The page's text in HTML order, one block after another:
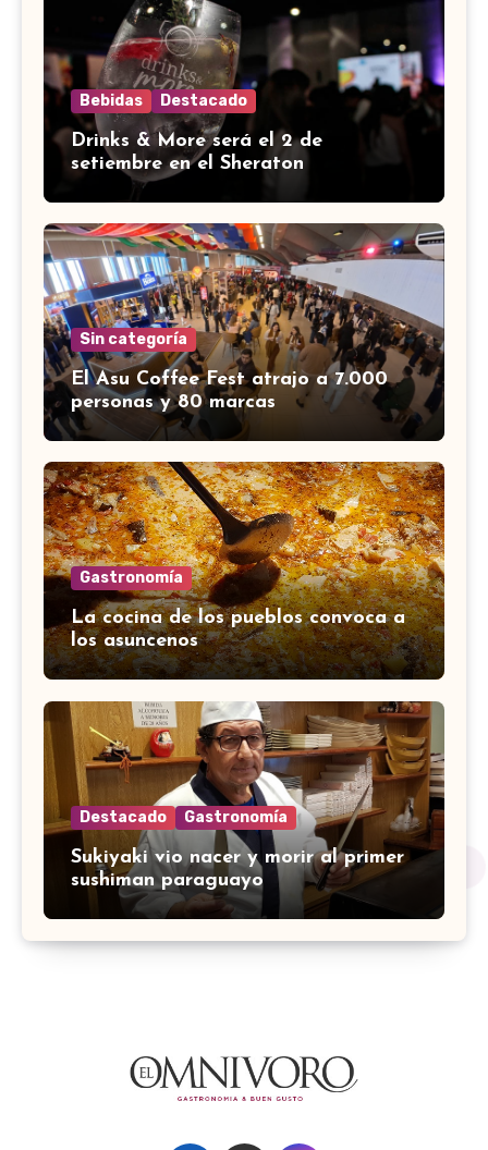
Bebidas Destacado
Drinks & More será el 2 de
setiembre en el Sheraton
Sin categoría
El Asu Coffee Fest atrajo a 7.000
personas y 80 marcas
Gastronomía
La cocina de los pueblos convoca a
los asuncenos
Destacado Gastronomía
Sukiyaki vio nacer y morir al primer
sushiman paraguayo